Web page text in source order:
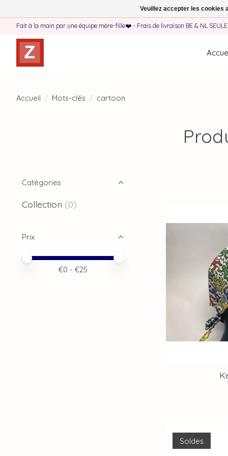
Fait à la main par une équipe mère-fille❤️ - Frais de livraison BE & NL
Accueil / Mots-clés / cartoon
Catégories
Collection (0)
Prix
Prix minimum
Price maximum value
€0 - €25
Soldes
Veuillez accepter les cookies